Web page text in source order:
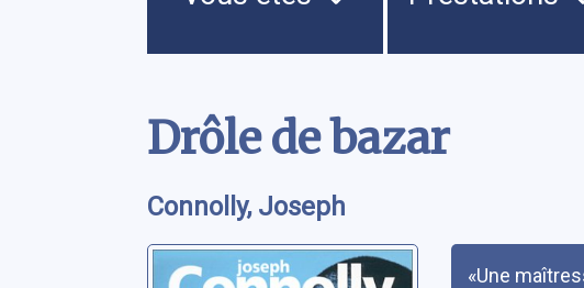
Drôle de bazar
Connolly, Joseph
«Une